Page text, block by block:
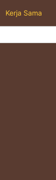
Kerja Sama